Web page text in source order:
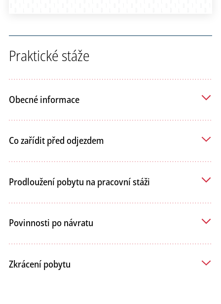
Praktické stáže
Obecné informace
Co zařídit před odjezdem
Prodloužení pobytu na pracovní stáži
Povinnosti po návratu
Zkrácení pobytu